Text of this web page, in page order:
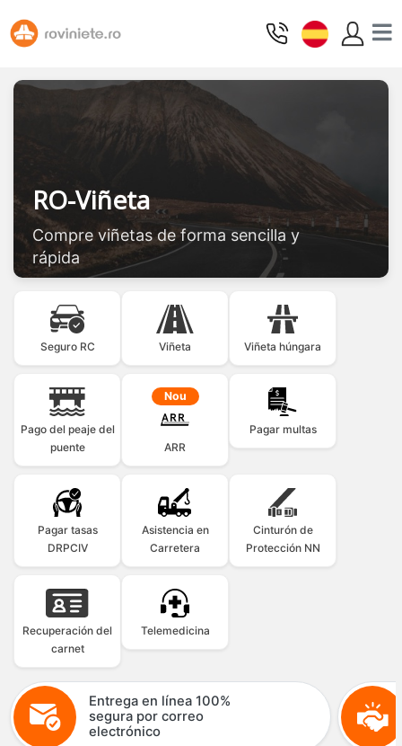
RO-Viñeta
Compre viñetas de forma sencilla y
rápida
Seguro RC Viñeta Viñeta húngara
Pago del peaje del
puente
Nou
ARR
Pagar multas
Pagar tasas
DRPCIV
Asistencia en
Carretera
Cinturón de
Protección NN
Recuperación del
carnet
Telemedicina
Entrega en línea 100%
segura por correo
electrónico